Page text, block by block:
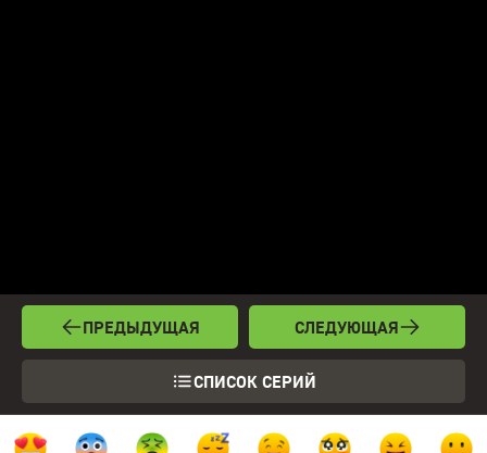
ПРЕДЫДУЩАЯ
СПИСОК СЕРИЙ
СЛЕДУЮЩАЯ